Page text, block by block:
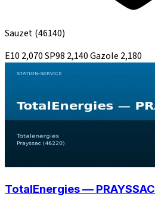
Sauzet(46140)
E10 2,070SP98 2,140Gazole 2,180
TotalEnergies — PRAYSSAC